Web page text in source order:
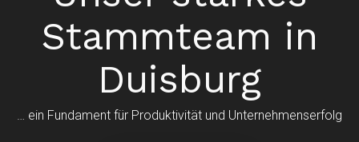
Stammteam in
Duisburg
… ein Fundament für Produktivität und Unternehmenserfolg